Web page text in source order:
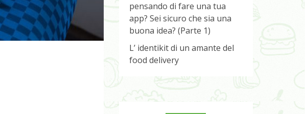
pensando di fare una tua
app? Sei sicuro che sia una
buona idea? (Parte 1)
L’ identikit di un amante del
food delivery